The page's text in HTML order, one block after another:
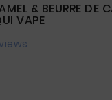
& BEURRE DE
VAPE